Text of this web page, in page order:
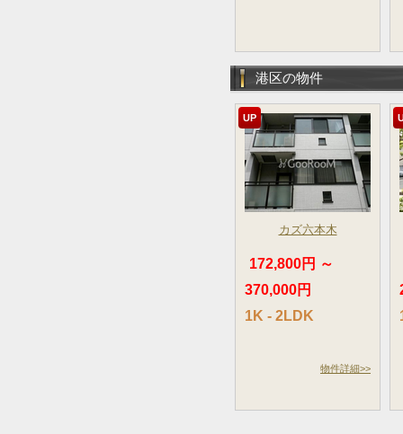
港区の物件
UP
カズ六本木
172,800円 ～
370,000円
1K - 2LDK
物件詳細>>